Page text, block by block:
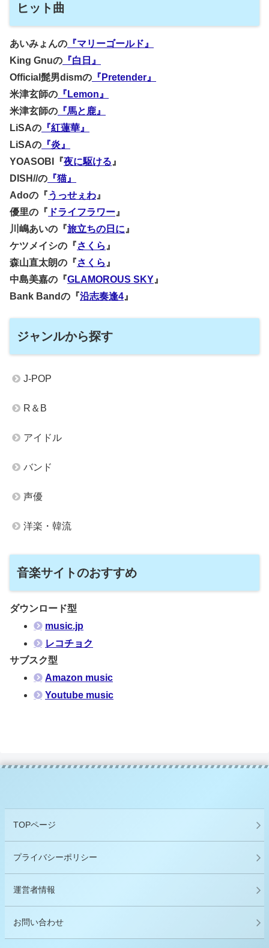
ヒット曲
あいみょんの 『マリーゴールド』
King Gnuの 『白日』
Official髭男dismの 『Pretender』
米津玄師の 『Lemon』
米津玄師の 『馬と鹿』
LiSAの 『紅蓮華』
LiSAの 『炎』
YOASOBI『夜に駆ける 』
DISH//の 『猫』
Adoの『うっせぇわ 』
優里の『 ドライフラワー 』
川嶋あいの『旅立ちの日に 』
ケツメイシの『さくら 』
森山直太朗の『さくら 』
中島美嘉の『GLAMOROUS SKY 』
Bank Bandの『沿志奏逢4 』
ジャンルから探す
J-POP
R＆B
アイドル
バンド
声優
洋楽・韓流
音楽サイトのおすすめ
ダウンロード型
music.jp
レコチョク
サブスク型
Amazon music
Youtube music
TOPページ
プライバシーポリシー
運営者情報
お問い合わせ